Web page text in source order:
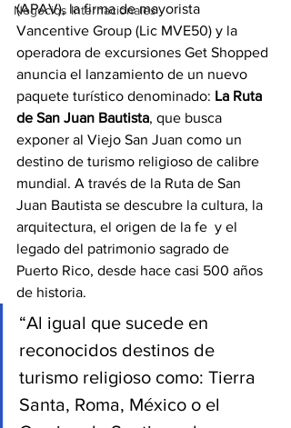
Negocios Internacionales
(APAV), la firma de mayorista
Vancentive Group (Lic MVE50) y la
operadora de excursiones Get Shopped
anuncia el lanzamiento de un nuevo
paquete turístico denominado: La Ruta
de San Juan Bautista, que busca
exponer al Viejo San Juan como un
destino de turismo religioso de calibre
mundial. A través de la Ruta de San
Juan Bautista se descubre la cultura, la
arquitectura, el origen de la fe  y el
legado del patrimonio sagrado de
Puerto Rico, desde hace casi 500 años
de historia.
“Al igual que sucede en
reconocidos destinos de
turismo religioso como: Tierra
Santa, Roma, México o el